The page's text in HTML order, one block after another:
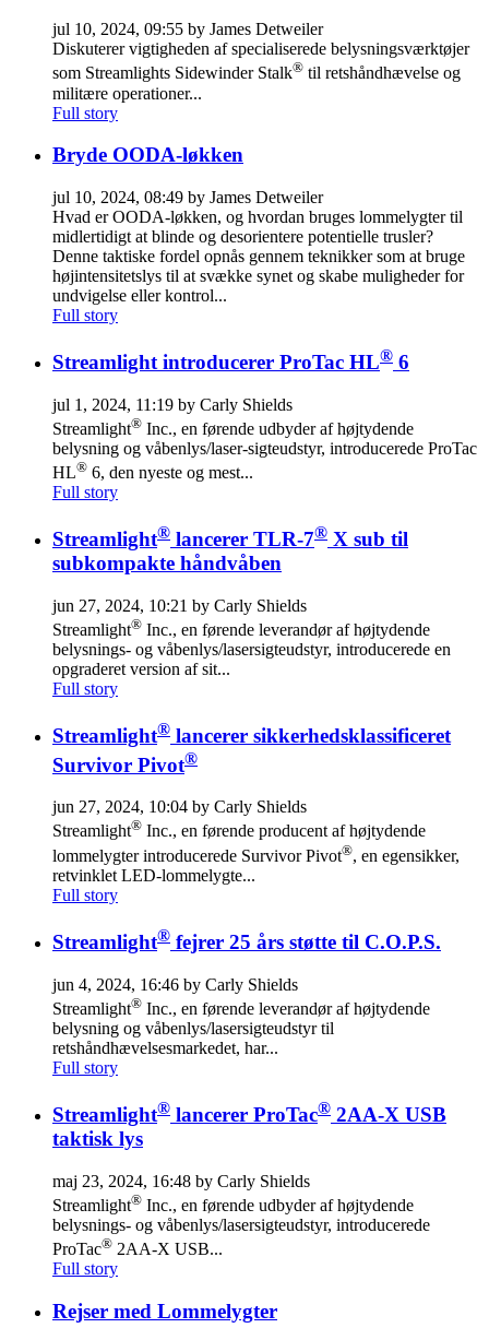
jul 10, 2024, 09:55 by James Detweiler
Diskuterer vigtigheden af ​​specialiserede belysningsværktøjer
som Streamlights Sidewinder Stalk® til retshåndhævelse og
militære operationer...
Full story
Bryde OODA-løkken
jul 10, 2024, 08:49 by James Detweiler
Hvad er OODA-løkken, og hvordan bruges lommelygter til
midlertidigt at blinde og desorientere potentielle trusler?
Denne taktiske fordel opnås gennem teknikker som at bruge
højintensitetslys til at svække synet og skabe muligheder for
undvigelse eller kontrol...
Full story
Streamlight introducerer ProTac HL® 6
jul 1, 2024, 11:19 by Carly Shields
Streamlight® Inc., en førende udbyder af højtydende
belysning og våbenlys/laser-sigteudstyr, introducerede ProTac
HL® 6, den nyeste og mest...
Full story
Streamlight® lancerer TLR-7® X sub til
subkompakte håndvåben
jun 27, 2024, 10:21 by Carly Shields
Streamlight® Inc., en førende leverandør af højtydende
belysnings- og våbenlys/lasersigteudstyr, introducerede en
opgraderet version af sit...
Full story
Streamlight® lancerer sikkerhedsklassificeret
Survivor Pivot®
jun 27, 2024, 10:04 by Carly Shields
Streamlight® Inc., en førende producent af højtydende
lommelygter introducerede Survivor Pivot®, en egensikker,
retvinklet LED-lommelygte...
Full story
Streamlight® fejrer 25 års støtte til C.O.P.S.
jun 4, 2024, 16:46 by Carly Shields
Streamlight® Inc., en førende leverandør af højtydende
belysning og våbenlys/lasersigteudstyr til
retshåndhævelsesmarkedet, har...
Full story
Streamlight® lancerer ProTac® 2AA-X USB
taktisk lys
maj 23, 2024, 16:48 by Carly Shields
Streamlight® Inc., en førende udbyder af højtydende
belysnings- og våbenlys/lasersigteudstyr, introducerede
ProTac® 2AA-X USB...
Full story
Rejser med Lommelygter